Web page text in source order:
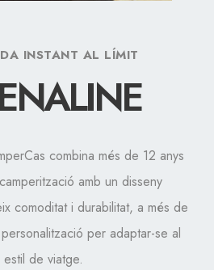
INSTANT AL LÍMIT
combina més de 12 anys
amb un disseny
comoditat i durabilitat, a més de
per adaptar-se al
estil de viatge.